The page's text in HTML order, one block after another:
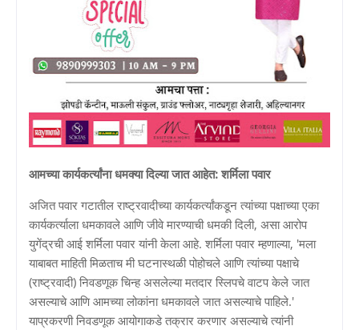
आमच्या कार्यकर्त्यांना धमक्या दिल्या जात आहेत: शर्मिला पवार
अजित पवार गटातील राष्ट्रवादीच्या कार्यकर्त्यांकडून त्यांच्या पक्षाच्या एका
कार्यकर्त्याला धमकावले आणि जीवे मारण्याची धमकी दिली, असा आरोप
युगेंद्रची आई शर्मिला पवार यांनी केला आहे. शर्मिला पवार म्हणाल्या, 'मला
याबाबत माहिती मिळताच मी घटनास्थळी पोहोचले आणि त्यांच्या पक्षाचे
(राष्ट्रवादी) निवडणूक चिन्ह असलेल्या मतदार स्लिपचे वाटप केले जात
असल्याचे आणि आमच्या लोकांना धमकावले जात असल्याचे पाहिले.'
याप्रकरणी निवडणूक आयोगाकडे तक्रार करणार असल्याचे त्यांनी